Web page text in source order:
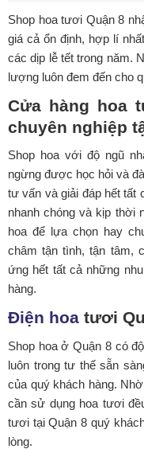
Shop hoa tươi Quận 8
giá cả ổn định, hợp lí
các dịp lễ tết trong năm.
lượng luôn đem đến cho
Cửa hàng hoa
chuyên nghiệp
Shop hoa với độ ngũ
ngừng được học hỏi và
tư vấn và giải đáp hết tất
nhanh chóng và kịp thời
hoa để lựa chọn hay
châm tận tình, tận tâm,
ứng hết tất cả những
hàng.
Điện hoa tươi
Shop hoa ở Quận 8 có
luôn trong tư thế sẵn
của quý khách hàng.
cần sử dụng hoa tươi
tươi tại Quận 8 quý
lòng.